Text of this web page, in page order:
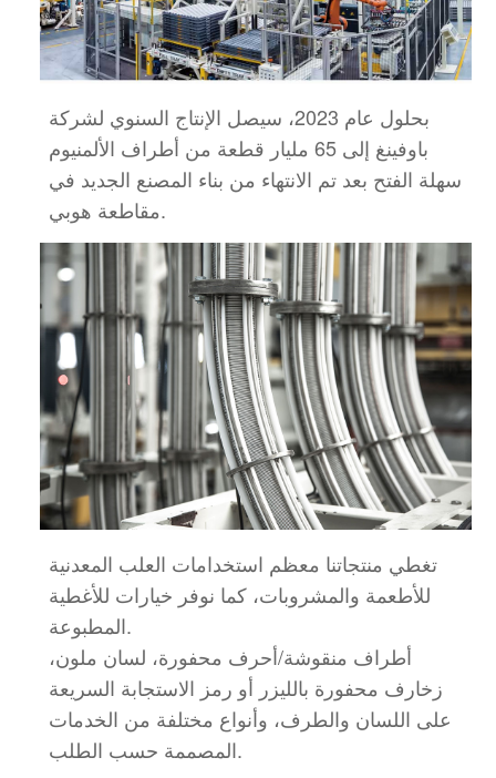
بحلول عام 2023، سيصل الإنتاج السنوي لشركة
باوفينغ إلى 65 مليار قطعة من أطراف الألمنيوم
سهلة الفتح بعد تم الانتهاء من بناء المصنع الجديد في
مقاطعة هوبي.
تغطي منتجاتنا معظم استخدامات العلب المعدنية
للأطعمة والمشروبات، كما نوفر خيارات للأغطية
المطبوعة.
أطراف منقوشة/أحرف محفورة، لسان ملون،
زخارف محفورة بالليزر أو رمز الاستجابة السريعة
على اللسان والطرف، وأنواع مختلفة من الخدمات
المصممة حسب الطلب.